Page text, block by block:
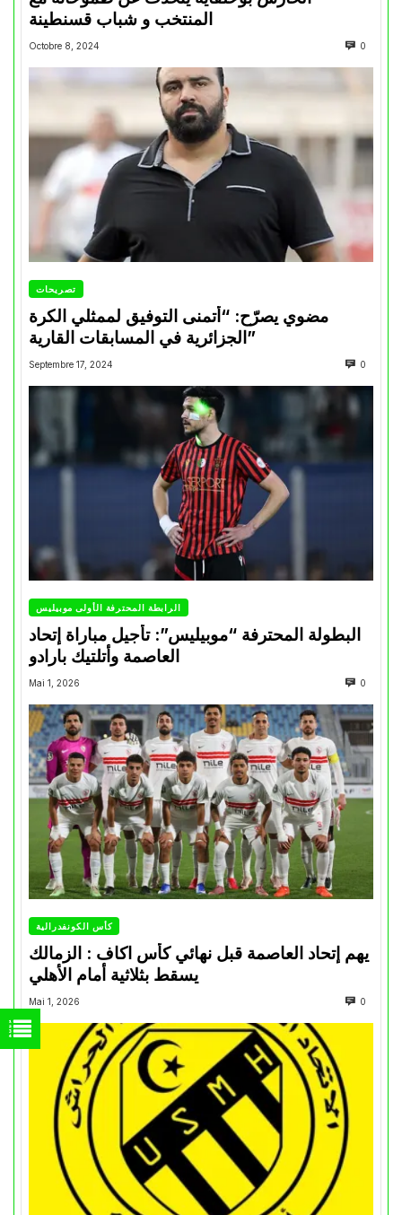
المنتخب و شباب قسنطينة
Octobre 8, 2024 0
تصريحات
مضوي يصرّح: “أتمنى التوفيق لممثلي الكرة
الجزائرية في المسابقات القارية”
Septembre 17, 2024 0
الرابطة المحترفة الأولى موبيليس
البطولة المحترفة “موبيليس”: تأجيل مباراة إتحاد
العاصمة وأتلتيك بارادو
Mai 1, 2026 0
كأس الكونفدرالية
يهم إتحاد العاصمة قبل نهائي كأس اكاف : الزمالك
Mai 1, 2026 0